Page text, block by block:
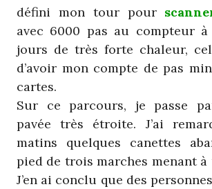
défini mon tour pour
avec 6000 pas au compteur à
jours de très forte chaleur,
d’avoir mon compte de pas
cartes.
Sur ce parcours, je passe
pavée très étroite. J’ai
matins quelques canettes
pied de trois marches menant à
J’en ai conclu que des